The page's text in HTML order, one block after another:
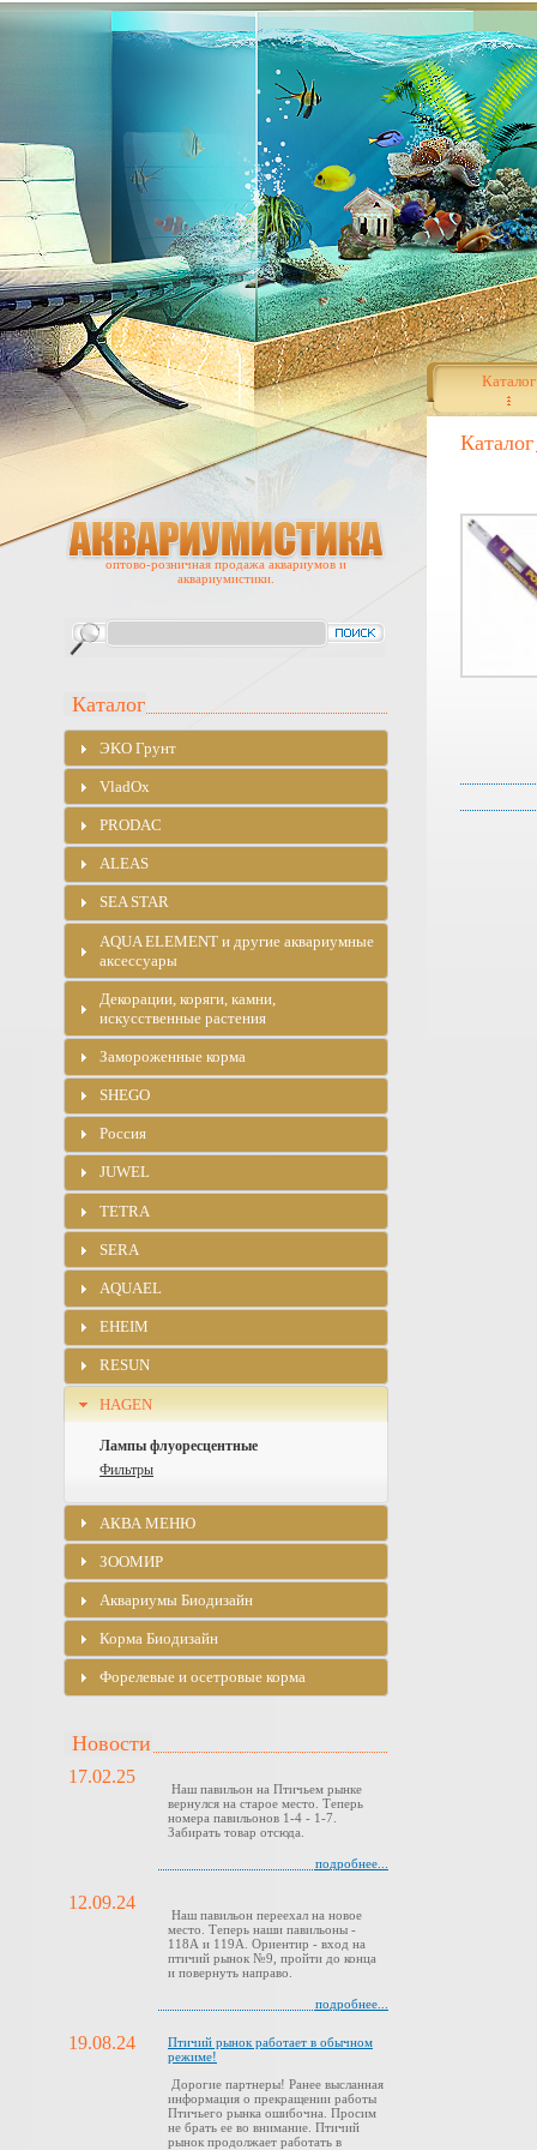
Каталог
Каталог
оптово-розничная продажа аквариумов и
аквариумистики.
Каталог
ЭKO Грунт
VladOx
PRODAC
ALEAS
SEA STAR
AQUA ELEMENT и другие аквариумные
аксессуары
Декорации, коряги, камни,
искусственные растения
Замороженные корма
SHEGO
Россия
JUWEL
TETRA
SERA
AQUAEL
EHEIM
RESUN
HAGEN
Лампы флуоресцентные
Фильтры
АКВА МЕНЮ
ЗООМИР
Аквариумы Биодизайн
Корма Биодизайн
Форелевые и осетровые корма
Новости
17.02.25
Наш павильон на Птичьем рынке
вернулся на старое место. Теперь
номера павильонов 1-4 - 1-7.
Забирать товар отсюда.
подробнее...
12.09.24
Наш павильон переехал на новое
место. Теперь наши павильоны -
118А и 119А. Ориентир - вход на
птичий рынок №9, пройти до конца
и повернуть направо.
подробнее...
19.08.24
Птичий рынок работает в обычном
режиме!
Дорогие партнеры! Ранее высланная
информация о прекращении работы
Птичьего рынка ошибочна. Просим
не брать ее во внимание. Птичий
рынок продолжает работать в